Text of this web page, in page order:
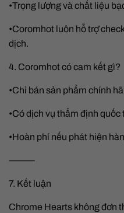
•Trọng lượng và chất liệu
•Coromhot luôn hỗ trợ
dịch.
4. Coromhot có cam kết gì?
•Chỉ bán sản phẩm chính
•Có dịch vụ thẩm định quốc
•Hoàn phí nếu phát hiện
⸻
7. Kết luận
Chrome Hearts không đơn